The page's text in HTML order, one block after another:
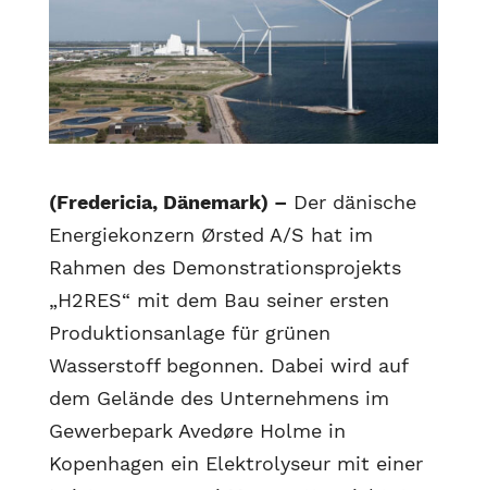
(Fredericia, Dänemark) – Der dänische
Energiekonzern Ørsted A/S hat im
Rahmen des Demonstrationsprojekts
„H2RES“ mit dem Bau seiner ersten
Produktionsanlage für grünen
Wasserstoff begonnen. Dabei wird auf
dem Gelände des Unternehmens im
Gewerbepark Avedøre Holme in
Kopenhagen ein Elektrolyseur mit einer